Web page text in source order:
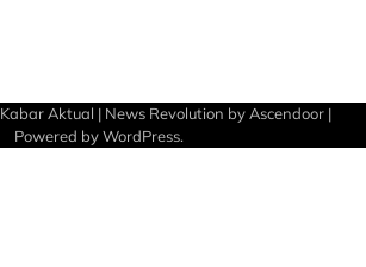
Kabar Aktual | News Revolution by Ascendoor |
Powered byWordPress.